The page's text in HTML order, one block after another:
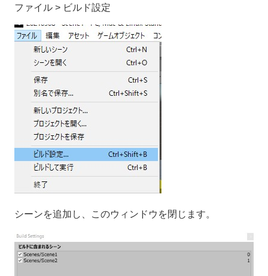
ファイル > ビルド設定
シーンを追加し、このウィンドウを閉じます。